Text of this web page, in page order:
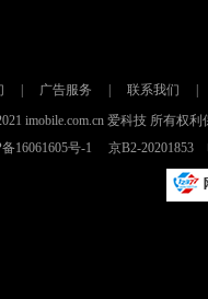
广告服务 联系我们
imobile.com.cn 爱科技 所有权
16061605号-1
京B2-20201853